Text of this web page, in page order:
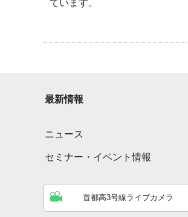
ています。
最新情報
ニュース
セミナー・イベント情報
首都高3号線ライブカメラ